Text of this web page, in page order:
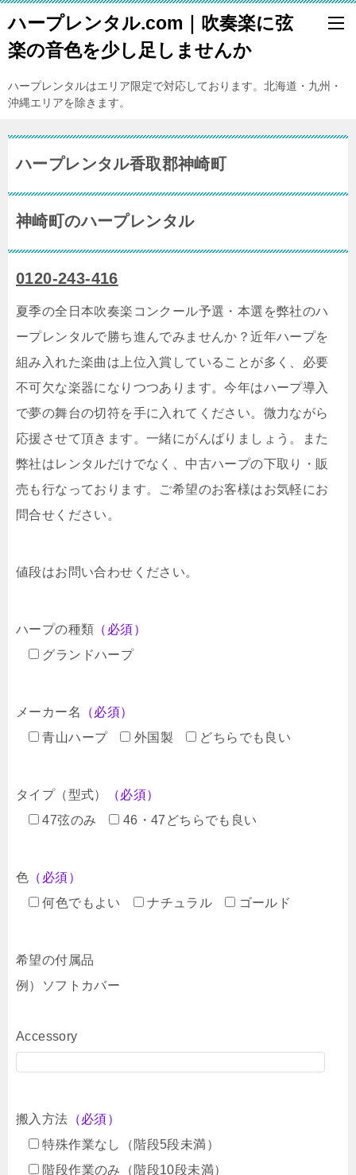
ハープレンタル.com｜吹奏楽に弦
楽の音色を少し足しませんか
ハープレンタルはエリア限定で対応しております。北海道・九州・
沖縄エリアを除きます。
ハープレンタル香取郡神崎町
神崎町のハープレンタル
0120-243-416
夏季の全日本吹奏楽コンクール予選・本選を弊社のハ
ープレンタルで勝ち進んでみませんか？近年ハープを
組み入れた楽曲は上位入賞していることが多く、必要
不可欠な楽器になりつつあります。今年はハープ導入
で夢の舞台の切符を手に入れてください。微力ながら
応援させて頂きます。一緒にがんばりましょう。また
弊社はレンタルだけでなく、中古ハープの下取り・販
売も行なっております。ご希望のお客様はお気軽にお
問合せください。
値段はお問い合わせください。
ハープの種類 （必須）
グランドハープ
メーカー名
（必須）
青山ハープ
外国製 どちらでも良い
タイプ（型式）
（必須）
47弦のみ
46・47どちらでも良い
色 （必須）
何色でもよい
ナチュラル ゴールド
希望の付属品
例）ソフトカバー
Accessory
搬入方法 （必須）
特殊作業なし（階段5段未満）
階段作業のみ（階段10段未満）